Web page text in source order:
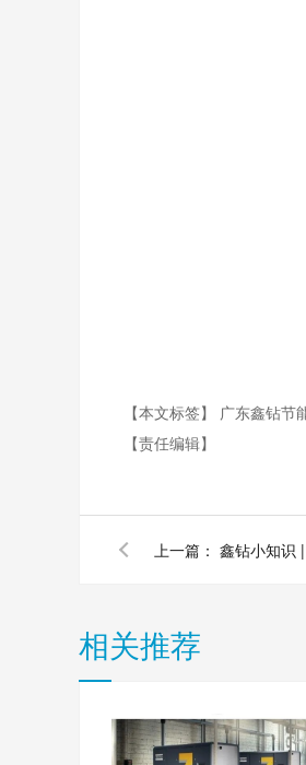
【本文标签】 广东鑫钻节
【责任编辑】
上一篇：
相关推荐